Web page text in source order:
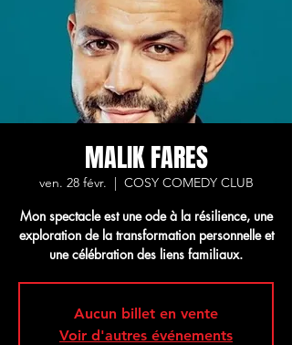
MALIK FARES
ven. 28 févr.
  |
COSY COMEDY CLUB
Mon spectacle est une ode à la résilience, une
exploration de la transformation personnelle et
une célébration des liens familiaux.
Aucun billet en vente
Voir d'autres événements